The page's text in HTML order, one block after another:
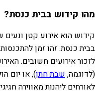
מהו קידוש בבית כנסת?
קידוש הוא אירוע קטן
בבית כנסת. זהו זמן
לזכור אירועים חשובים.
(לדוגמה,שבת חתן), או יום
לאורחים ליהנות מאווירה